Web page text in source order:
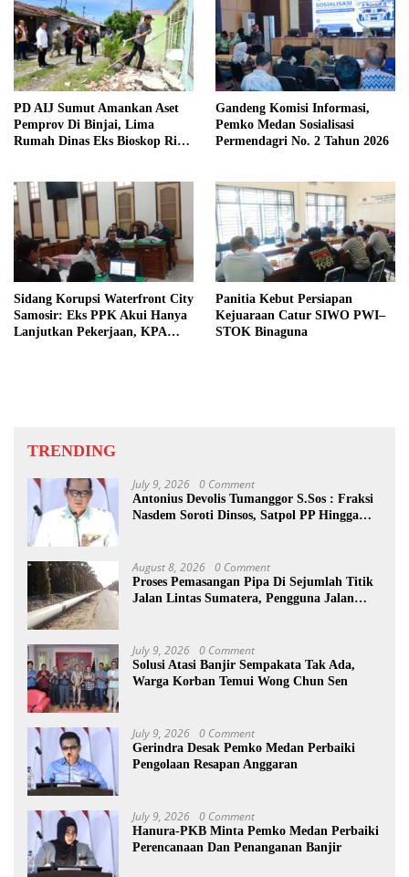
PD AIJ Sumut Amankan Aset
Pemprov Di Binjai, Lima
Rumah Dinas Eks Bioskop Ria
Gandeng Komisi Informasi,
Pemko Medan Sosialisasi
Permendagri No. 2 Tahun 2026
Sidang Korupsi Waterfront City
Samosir: Eks PPK Akui Hanya
Lanjutkan Pekerjaan, KPA
Panitia Kebut Persiapan
Kejuaraan Catur SIWO PWI–
STOK Binaguna
TRENDING
July 9, 2026 0 Comment
Antonius Devolis Tumanggor S.Sos : Fraksi
Nasdem Soroti Dinsos, Satpol PP Hingga
August 8, 2026 0 Comment
Proses Pemasangan Pipa Di Sejumlah Titik
Jalan Lintas Sumatera, Pengguna Jalan
July 9, 2026 0 Comment
Solusi Atasi Banjir Sempakata Tak Ada,
Warga Korban Temui Wong Chun Sen
July 9, 2026 0 Comment
Gerindra Desak Pemko Medan Perbaiki
Pengolaan Resapan Anggaran
July 9, 2026 0 Comment
Hanura-PKB Minta Pemko Medan Perbaiki
Perencanaan Dan Penanganan Banjir